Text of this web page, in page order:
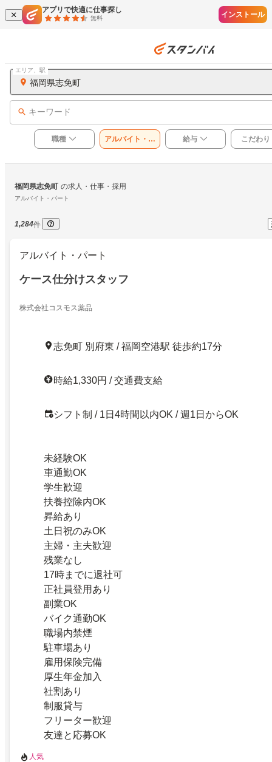
アプリで快適に仕事探し
無料 インストール
福岡県志免町
エリア、駅
キーワード
職種
アルバイト・パ
ート
給与 こだわり
福岡県志免町 の求人・仕事・採用
アルバイト・パート
1,284件
アルバイト・パート
ケース仕分けスタッフ
株式会社コスモス薬品
志免町 別府東 / 福岡空港駅 徒歩約17分
時給1,330円 / 交通費支給
シフト制 / 1日4時間以内OK / 週1日からOK
未経験OK
車通勤OK
学生歓迎
扶養控除内OK
昇給あり
土日祝のみOK
主婦・主夫歓迎
残業なし
17時までに退社可
正社員登用あり
副業OK
バイク通勤OK
職場内禁煙
駐車場あり
雇用保険完備
厚生年金加入
社割あり
制服貸与
フリーター歓迎
友達と応募OK
人気